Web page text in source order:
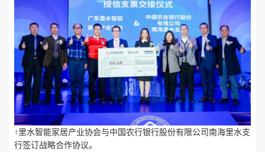
↑里水智能家居产业协会与中国农行银行股份有限公司南海里水支
行签订战略合作协议。